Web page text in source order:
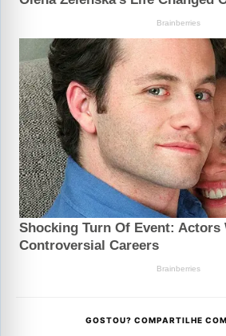
GOSTOU? COMPARTILHE